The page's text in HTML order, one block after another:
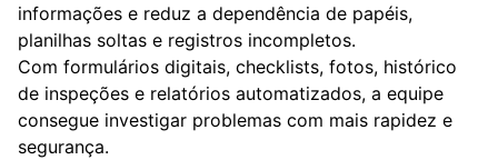
informações e reduz a dependência de papéis,
planilhas soltas e registros incompletos.
Com formulários digitais, checklists, fotos, histórico
de inspeções e relatórios automatizados, a equipe
consegue investigar problemas com mais rapidez e
segurança.